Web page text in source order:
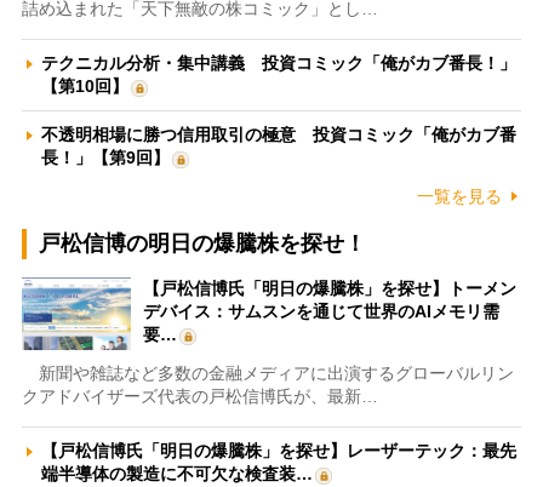
詰め込まれた「天下無敵の株コミック」とし…
テクニカル分析・集中講義 投資コミック「俺がカブ番長！」
【第10回】
不透明相場に勝つ信用取引の極意 投資コミック「俺がカブ番
長！」【第9回】
一覧を見る
戸松信博の明日の爆騰株を探せ！
【戸松信博氏「明日の爆騰株」を探せ】トーメン
デバイス：サムスンを通じて世界のAIメモリ需
要…
新聞や雑誌など多数の金融メディアに出演するグローバルリン
クアドバイザーズ代表の戸松信博氏が、最新…
【戸松信博氏「明日の爆騰株」を探せ】レーザーテック：最先
端半導体の製造に不可欠な検査装…